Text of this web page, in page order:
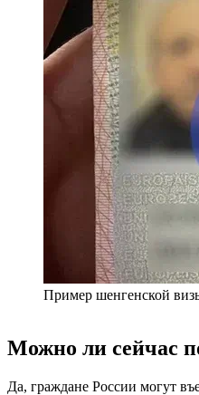
Пример шенгенской
Можно ли сейчас
Да, граждане России могут